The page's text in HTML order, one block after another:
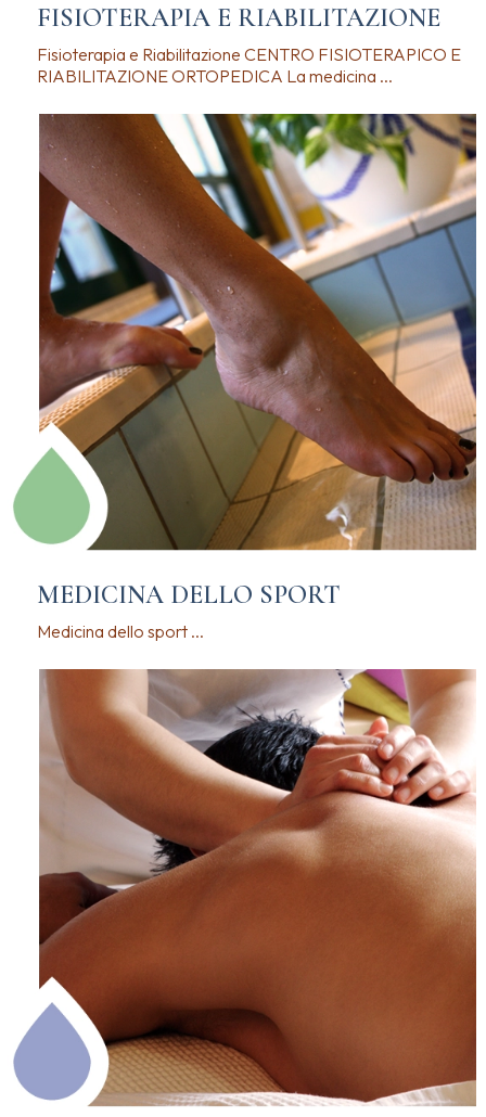
FISIOTERAPIA E RIABILITAZIONE
Fisioterapia e Riabilitazione CENTRO FISIOTERAPICO E
RIABILITAZIONE ORTOPEDICA La medicina ...
MEDICINA DELLO SPORT
Medicina dello sport ...